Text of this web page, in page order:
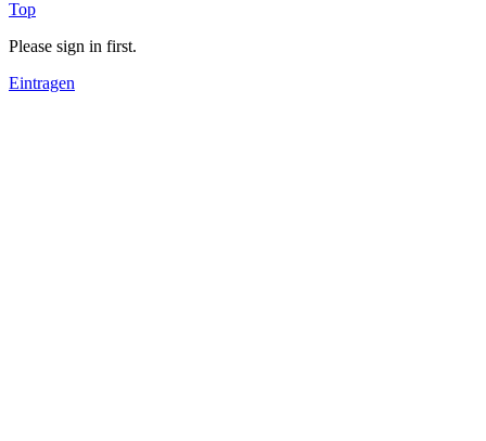
Top
Please sign in first.
Eintragen